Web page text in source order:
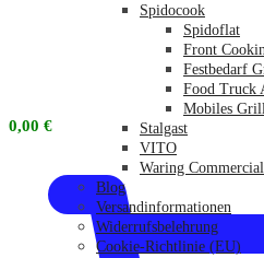
0,00 €
Spidocook
Spidoflat
Front
Festbedarf
Food Truck
Mobiles
Stalgast
VITO
Waring Commercial
Blog
Versandinformationen
Widerrufsbelehrung
Cookie-Richtlinie (EU)